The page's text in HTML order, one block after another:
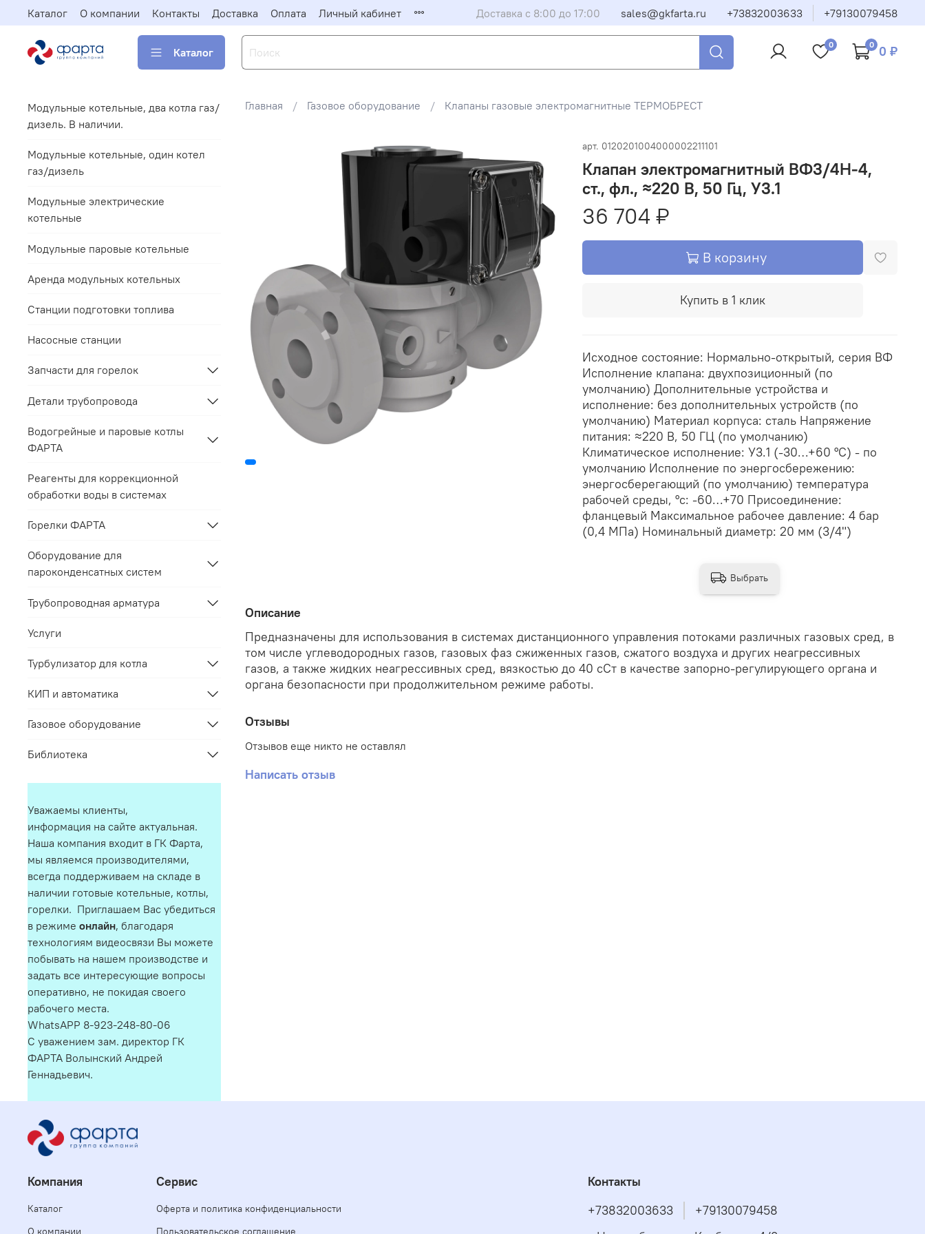
Каталог О компании Контакты Доставка Оплата Личный кабинет Доставка с 8:00 до 17:00 sales@gkfarta.ru +73832003633 +79130079458
Каталог
0 0 0 ₽
Главная Газовое оборудование Клапаны газовые электромагнитные ТЕРМОБРЕСТ
арт. 0120201004000002211101
Клапан электромагнитный ВФ3/4Н-4,
ст., фл., ≈220 В, 50 Гц, У3.1
36 704 ₽
В корзину
Купить в 1 клик
Исходное состояние: Нормально-открытый, серия ВФ
Исполнение клапана: двухпозиционный (по
умолчанию) Дополнительные устройства и
исполнение: без дополнительных устройств (по
умолчанию) Материал корпуса: сталь Напряжение
питания: ≈220 В, 50 ГЦ (по умолчанию)
Климатическое исполнение: У3.1 (-30…+60 °С) - по
умолчанию Исполнение по энергосбережению:
энергосберегающий (по умолчанию) температура
рабочей среды, °с: -60…+70 Присоединение:
фланцевый Максимальное рабочее давление: 4 бар
(0,4 МПа) Номинальный диаметр: 20 мм (3/4")
Описание
Предназначены для использования в системах дистанционного управления потоками различных газовых сред, в
том числе углеводородных газов, газовых фаз сжиженных газов, сжатого воздуха и других неагрессивных
газов, а также жидких неагрессивных сред, вязкостью до 40 сСт в качестве запорно-регулирующего органа и
органа безопасности при продолжительном режиме работы.
Отзывы
Отзывов еще никто не оставлял
Написать отзыв
Выбрать
Модульные котельные, два котла газ/
дизель. В наличии.
Модульные котельные, один котел
газ/дизель
Модульные электрические
котельные
Модульные паровые котельные
Аренда модульных котельных
Станции подготовки топлива
Насосные станции
Запчасти для горелок
Детали трубопровода
Водогрейные и паровые котлы
ФАРТА
Реагенты для коррекционной
обработки воды в системах
Горелки ФАРТА
Оборудование для
пароконденсатных систем
Трубопроводная арматура
Услуги
Турбулизатор для котла
КИП и автоматика
Газовое оборудование
Библиотека
Уважаемы клиенты,
информация на сайте актуальная.
Наша компания входит в ГК Фарта,
мы являемся производителями,
всегда поддерживаем на складе в
наличии готовые котельные, котлы,
горелки. Приглашаем Вас убедиться
в режиме онлайн, благодаря
технологиям видеосвязи Вы можете
побывать на нашем производстве и
задать все интересующие вопросы
оперативно, не покидая своего
рабочего места.
WhatsAPP 8-923-248-80-06
С уважением зам. директор ГК
ФАРТА Волынский Андрей
Геннадьевич.
Компания
Каталог
О компании
Сервис
Оферта и политика конфиденциальности
Пользовательское соглашение
Контакты
+73832003633
+79130079458